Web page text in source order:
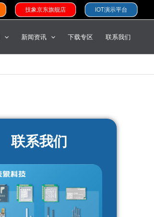
技象京东旗舰店 IOT演示平台
新闻资讯 下载专区 联系我们
联系我们